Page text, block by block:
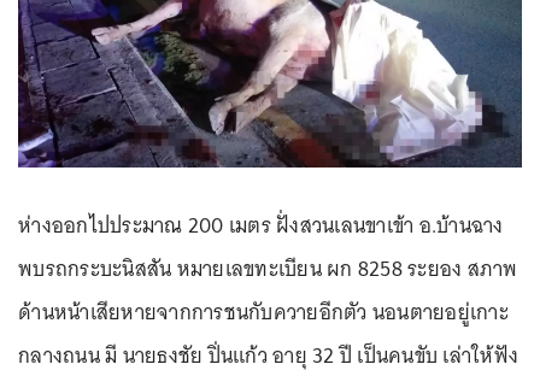
ห่างออกไปประมาณ 200 เมตร ฝั่งสวนเลนขาเข้า อ.บ้านฉาง
พบรถกระบะนิสสัน หมายเลขทะเบียน ผก 8258 ระยอง สภาพ
ด้านหน้าเสียหายจากการชนกับควายอีกตัว นอนตายอยู่เกาะ
กลางถนน มี นายธงชัย ปิ่นแก้ว อายุ 32 ปี เป็นคนขับ เล่าให้ฟัง